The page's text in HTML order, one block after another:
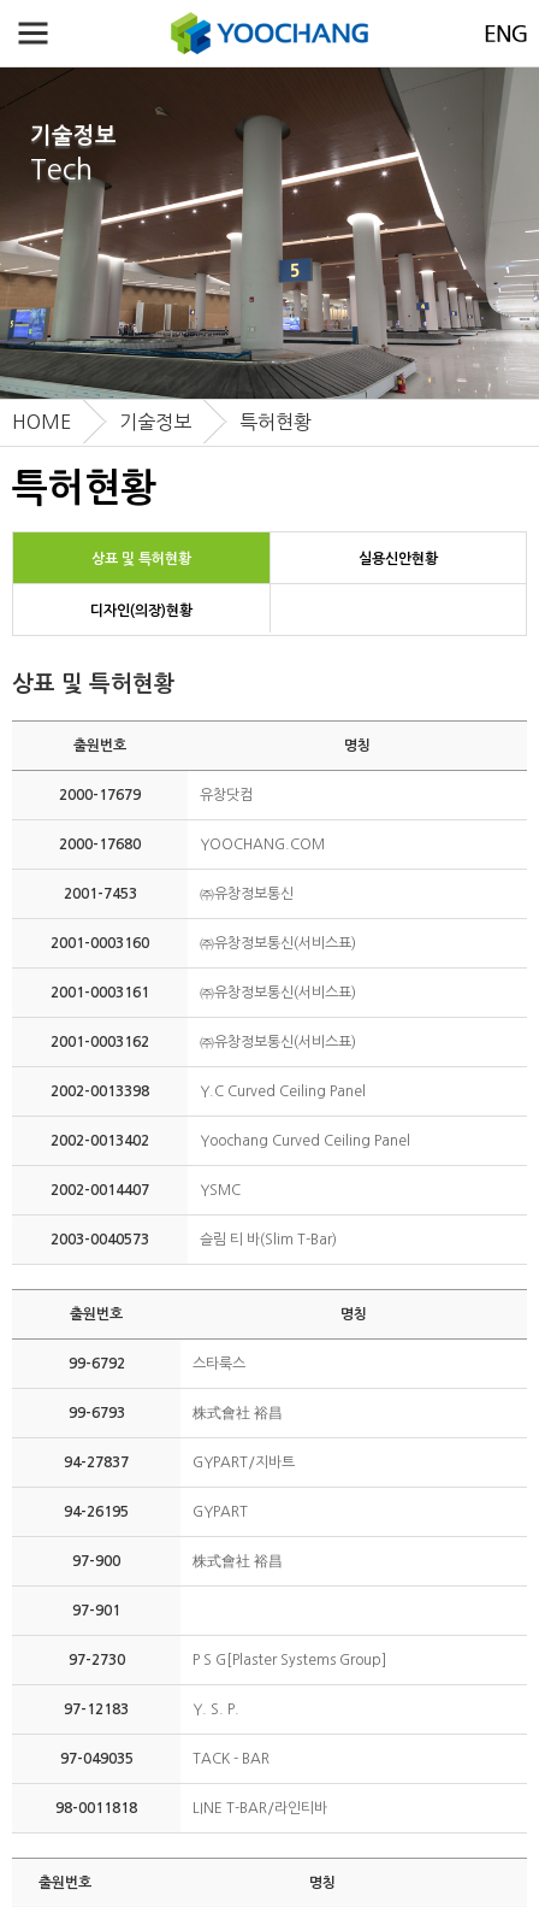
기술정보
Tech
특허현황
HOME 기술정보 특허현황
상표 및 특허현황 실용신안현황
디자인(의장)현황
상표 및 특허현황
출원번호 명칭
2000-17679 유창닷컴
2000-17680 YOOCHANG.COM
2001-7453 ㈜유창정보통신
2001-0003160 ㈜유창정보통신(서비스표)
2001-0003161 ㈜유창정보통신(서비스표)
2001-0003162 ㈜유창정보통신(서비스표)
2002-0013398 Y.C Curved Ceiling Panel
2002-0013402 Yoochang Curved Ceiling Panel
2002-0014407 YSMC
2003-0040573 슬림 티 바(Slim T-Bar)
출원번호 명칭
99-6792 스타룩스
99-6793 株式會社 裕昌
94-27837 GYPART/지바트
94-26195 GYPART
97-900 株式會社 裕昌
97-901
97-2730 P S G[Plaster Systems Group]
97-12183 Y. S. P.
97-049035 TACK - BAR
98-0011818 LINE T-BAR/라인티바
출원번호 명칭